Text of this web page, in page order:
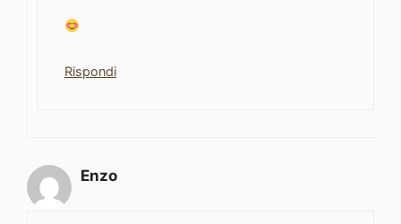
Rispondi
Enzo